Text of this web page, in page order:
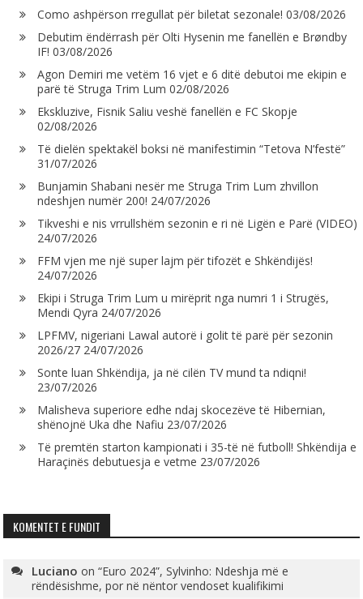
Como ashpërson rregullat për biletat sezonale! 03/08/2026
Debutim ëndërrash për Olti Hysenin me fanellën e Brøndby
IF! 03/08/2026
Agon Demiri me vetëm 16 vjet e 6 ditë debutoi me ekipin e
parë të Struga Trim Lum 02/08/2026
Ekskluzive, Fisnik Saliu veshë fanellën e FC Skopje
02/08/2026
Të dielën spektakël boksi në manifestimin “Tetova N’festë”
31/07/2026
Bunjamin Shabani nesër me Struga Trim Lum zhvillon
ndeshjen numër 200! 24/07/2026
Tikveshi e nis vrrullshëm sezonin e ri në Ligën e Parë (VIDEO)
24/07/2026
FFM vjen me një super lajm për tifozët e Shkëndijës!
24/07/2026
Ekipi i Struga Trim Lum u mirëprit nga numri 1 i Strugës,
Mendi Qyra 24/07/2026
LPFMV, nigeriani Lawal autorë i golit të parë për sezonin
2026/27 24/07/2026
Sonte luan Shkëndija, ja në cilën TV mund ta ndiqni!
23/07/2026
Malisheva superiore edhe ndaj skocezëve të Hibernian,
shënojnë Uka dhe Nafiu 23/07/2026
Të premtën starton kampionati i 35-të në futboll! Shkëndija e
Haraçinës debutuesja e vetme 23/07/2026
KOMENTET E FUNDIT
Luciano on“Euro 2024”, Sylvinho: Ndeshja më e
rëndësishme, por në nëntor vendoset kualifikimi